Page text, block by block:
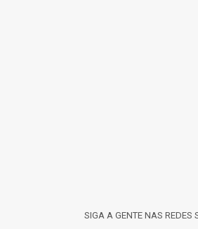
SIGA A GENTE NAS REDES